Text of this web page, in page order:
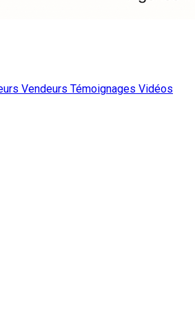
Vendeurs Témoignages Vidéos